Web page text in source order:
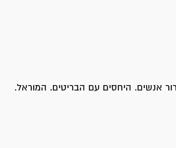
אנשים. היחסים עם הבריטים. המוראל.